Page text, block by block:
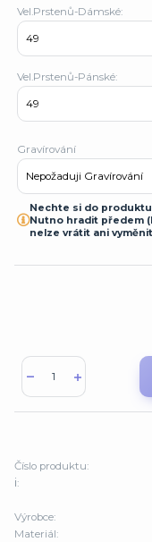
Vel.Prstenů-Dámské:
Vel.Prstenů-Pánské:
Gravírování
Nechte si do
Nutno hradit předem
nelze vrátit ani
Číslo produktu:
ℹ️:
Výrobce:
Materiál: